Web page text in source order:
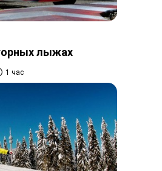
лыжах
1 час